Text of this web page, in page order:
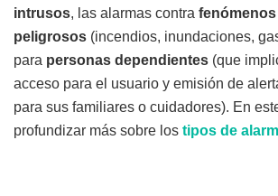
intrusos, las alarmas contra fenómenos
peligrosos (incendios, inundaciones,
para personas dependientes (que
acceso para el usuario y emisión de
para sus familiares o cuidadores). En
profundizar más sobre los tipos de